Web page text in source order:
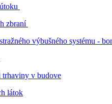
zbraní
výbušného systému -
trhaviny v budove
látok